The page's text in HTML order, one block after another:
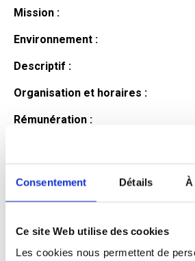
Consentement Détails
Ce site Web utilise des cookies
Les cookies nous permettent de
Mission :
Environnement :
Descriptif :
Organisation et horaires :
Rémunération :
Profil du
candidat